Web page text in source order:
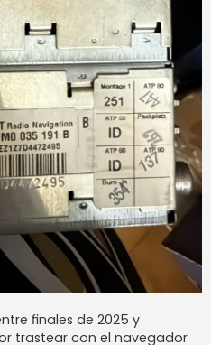
finales de 2025 y
trastear con el navegador